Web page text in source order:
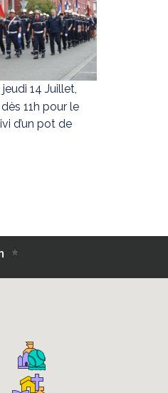
14 Juillet,
11h pour le
d’un pot de